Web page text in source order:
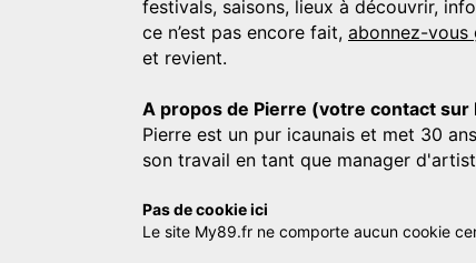
festivals, saisons, lieux à découvrir,
ce n’est pas encore fait, abonnez-vous
et revient.
A propos de Pierre (votre contact
Pierre est un pur icaunais et met 30
son travail en tant que manager
Pas de cookie ici
Le site My89.fr ne comporte aucun cookie